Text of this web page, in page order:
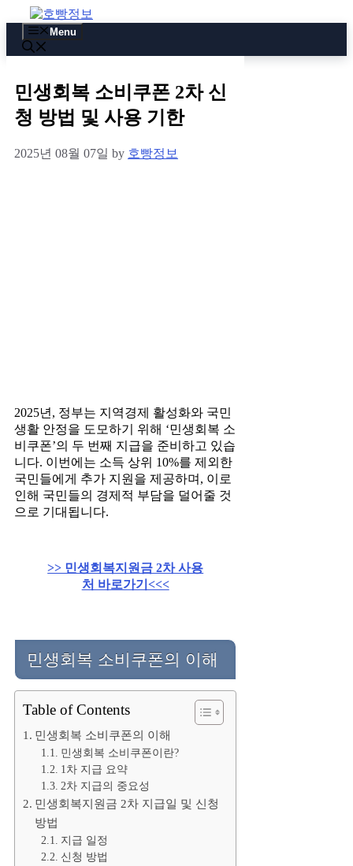
to
content
Menu
민생회복 소비쿠폰 2차 신
청 방법 및 사용 기한
2025년 08월 07일 by 호빵정보
2025년, 정부는 지역경제 활성화와 국민
생활 안정을 도모하기 위해 ‘민생회복 소
비쿠폰’의 두 번째 지급을 준비하고 있습
니다. 이번에는 소득 상위 10%를 제외한
국민들에게 추가 지원을 제공하며, 이로
인해 국민들의 경제적 부담을 덜어줄 것
으로 기대됩니다.
>> 민생회복지원금 2차 사용
처 바로가기<<<
민생회복 소비쿠폰의 이해
Table of Contents
민생회복 소비쿠폰의 이해
민생회복 소비쿠폰이란?
1차 지급 요약
2차 지급의 중요성
민생회복지원금 2차 지급일 및 신청
방법
지급 일정
신청 방법